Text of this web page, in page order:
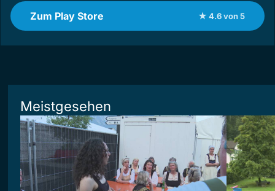
Zum Play Store ★ 4.6 von 5
Meistgesehen